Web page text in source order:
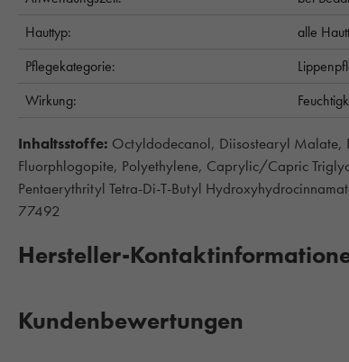
Hauttyp:
alle
Pflegekategorie:
Wirkung:
Inhaltsstoffe: Octyldodecanol, Diisostearyl Malate,
Fluorphlogopite, Polyethylene, Caprylic/Capric
Pentaerythrityl Tetra-Di-T-Butyl
77492
Hersteller-
Kundenbewertungen